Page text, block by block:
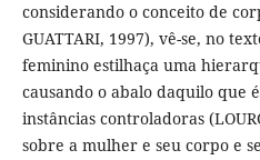
considerando o conceito de
GUATTARI, 1997), vê-se, no
feminino estilhaça uma
causando o abalo daquilo que
instâncias controladoras
sobre a mulher e seu corpo e